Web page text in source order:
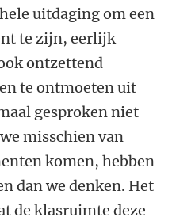
hele uitdaging om een
te zijn, eerlijk
ontzettend
te ontmoeten uit
gesproken niet
misschien van
komen, hebben
dan we denken. Het
de klasruimte deze